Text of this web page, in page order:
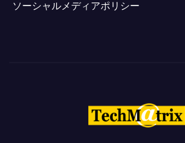
ソーシャルメディアポリシー